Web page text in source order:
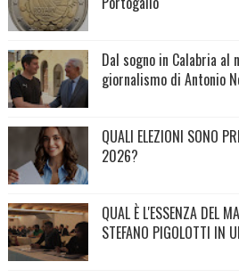
Dal sogno in Calabria al
giornalismo di Antonio
QUALI ELEZIONI SONO
2026?
QUAL È L'ESSENZA DEL
STEFANO PIGOLOTTI IN